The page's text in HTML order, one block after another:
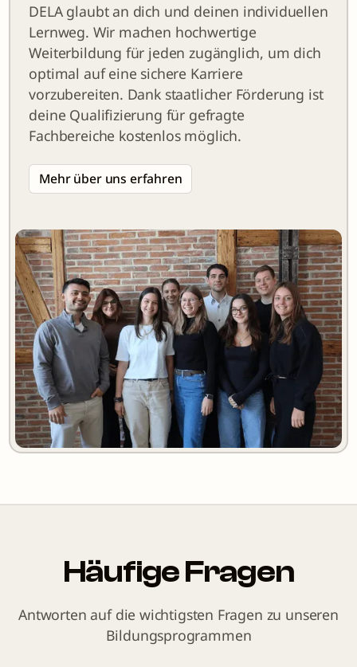
DELA glaubt an dich und deinen individuellen
Lernweg. Wir machen hochwertige
Weiterbildung für jeden zugänglich, um dich
optimal auf eine sichere Karriere
vorzubereiten. Dank staatlicher Förderung ist
deine Qualifizierung für gefragte
Fachbereiche kostenlos möglich.
Mehr über uns erfahren
Häufige Fragen
Antworten auf die wichtigsten Fragen zu unseren
Bildungsprogrammen